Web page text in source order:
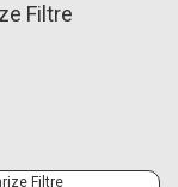
Alışverişe
Filtre